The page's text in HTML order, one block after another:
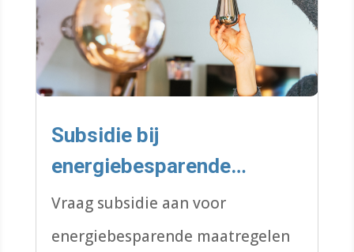
Subsidie bij
energiebesparende
maatregelen
Vraag subsidie aan voor
energiebesparende maatregelen